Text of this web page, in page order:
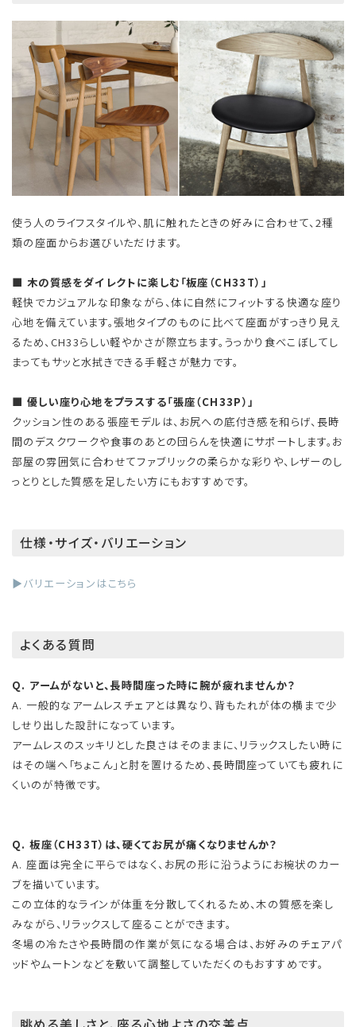
使う人のライフスタイルや、肌に触れたときの好みに合わせて、2種
類の座面からお選びいただけます。
■ 木の質感をダイレクトに楽しむ「板座（CH33T）」
軽快でカジュアルな印象ながら、体に自然にフィットする快適な座り
心地を備えています。張地タイプのものに比べて座面がすっきり見え
るため、CH33らしい軽やかさが際立ちます。うっかり食べこぼしてし
まってもサッと水拭きできる手軽さが魅力です。
■ 優しい座り心地をプラスする「張座（CH33P）」
クッション性のある張座モデルは、お尻への底付き感を和らげ、長時
間のデスクワークや食事のあとの団らんを快適にサポートします。お
部屋の雰囲気に合わせてファブリックの柔らかな彩りや、レザーのし
っとりとした質感を足したい方にもおすすめです。
仕様・サイズ・バリエーション
▶バリエーションはこちら
よくある質問
Q. アームがないと、長時間座った時に腕が疲れませんか？
A. 一般的なアームレスチェアとは異なり、背もたれが体の横まで少
しせり出した設計になっています。
アームレスのスッキリとした良さはそのままに、リラックスしたい時に
はその端へ「ちょこん」と肘を置けるため、長時間座っていても疲れに
くいのが特徴です。
Q. 板座（CH33T）は、硬くてお尻が痛くなりませんか？
A. 座面は完全に平らではなく、お尻の形に沿うようにお椀状のカー
ブを描いています。
この立体的なラインが体重を分散してくれるため、木の質感を楽し
みながら、リラックスして座ることができます。
冬場の冷たさや長時間の作業が気になる場合は、お好みのチェアパ
ッドやムートンなどを敷いて調整していただくのもおすすめです。